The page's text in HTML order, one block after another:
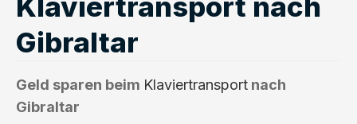
Gibraltar
Geld sparen beim Klaviertransport nach
Gibraltar